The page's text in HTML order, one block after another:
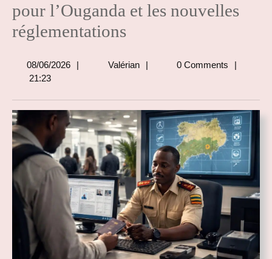
pour l’Ouganda et les nouvelles
réglementations
08/06/2026 08/06/2026
Valérian Valérian0 Comments
21:23